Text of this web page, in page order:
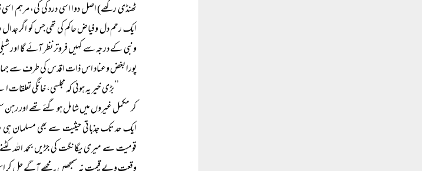
ٹھنڈی رکھے) اصل دوا اسی درد کی کی، مرہم
ایک رحم دل وفیاض حاکم کی تھی جس کو اگر جدال
ونبی کے درجہ سے کہیں فروتر نظر آئے گا اور
پورا بغض وعناد اس ذات اقدس کی طرف سے جما
’’بڑی خیر یہ ہوئی کہ مجلسی، خانگی
کر مکمل غیروں میں شامل ہو گئے تھے اور رہن
ایک حد تک جذباتی حیثیت سے بھی مسلمان ہی
قومیت سے میری یگانگت کی جڑیں بحمد اللہ